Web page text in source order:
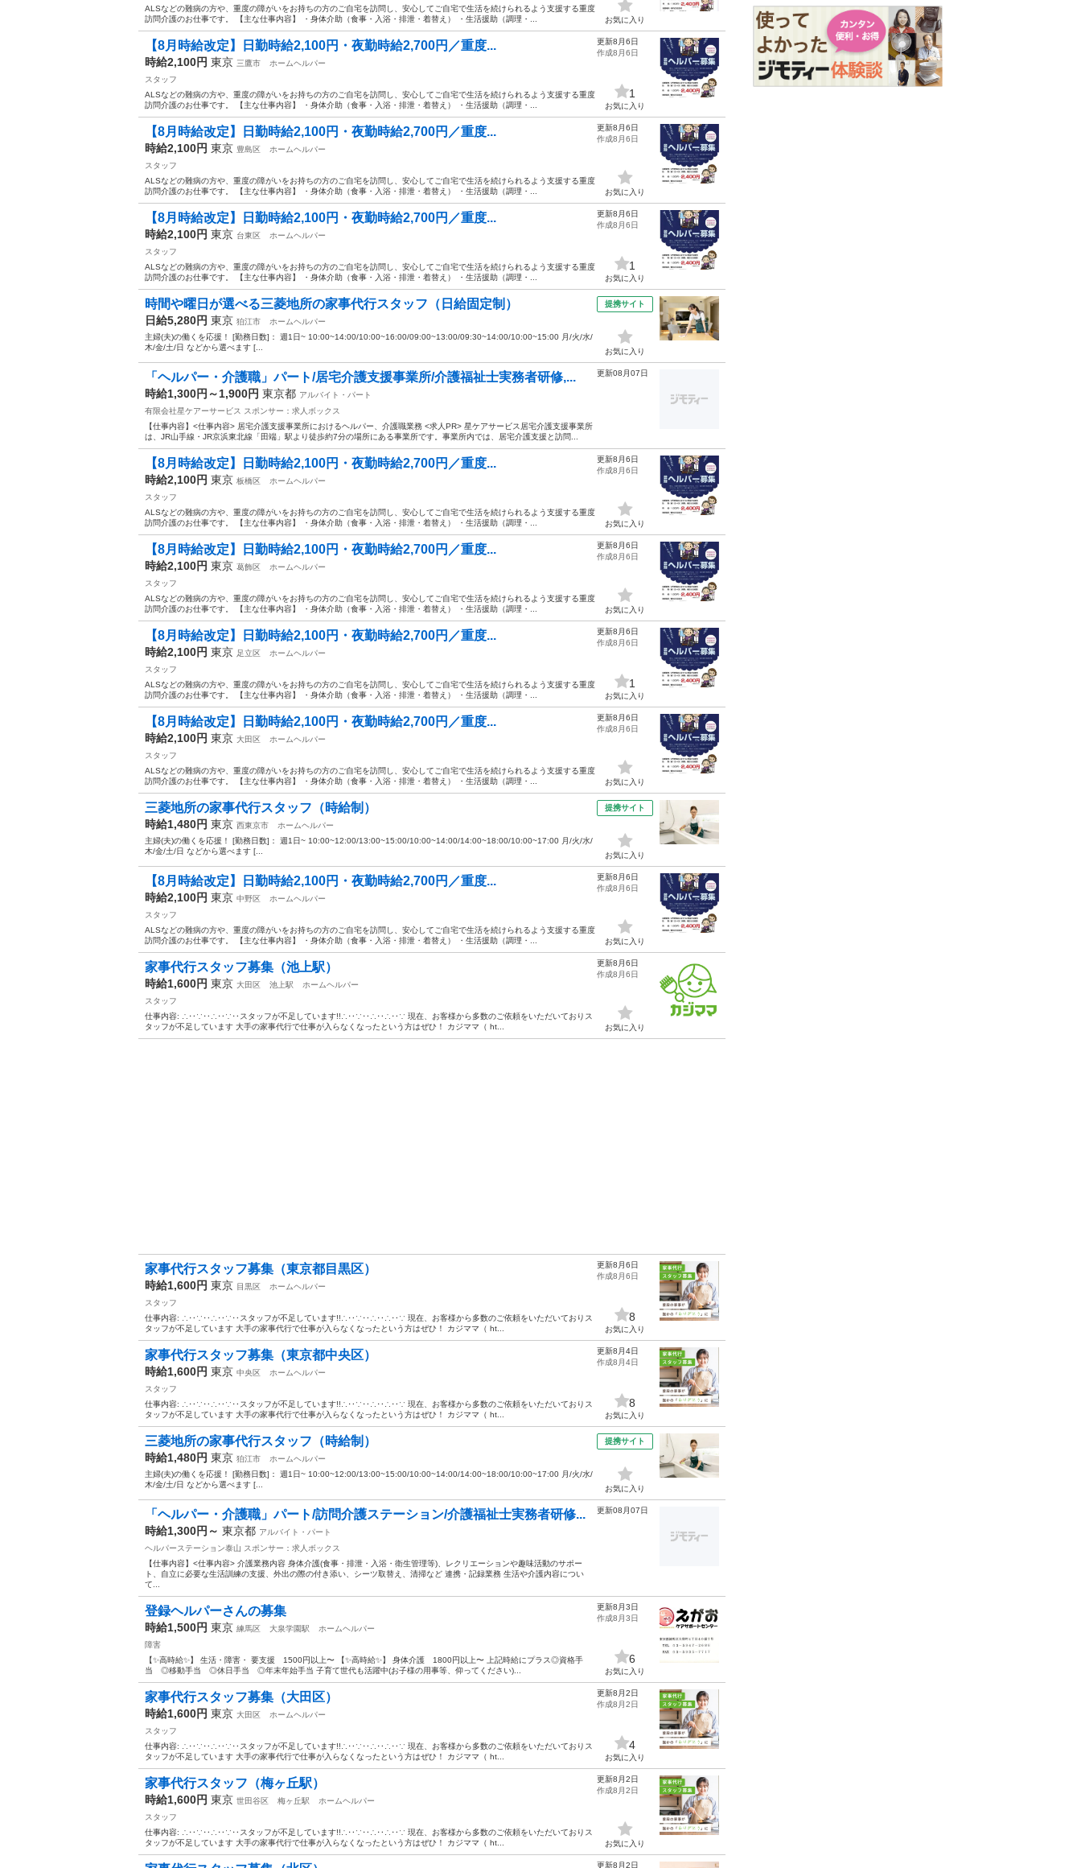
ALSなどの難病の方や、重度の障がいをお持ちの方のご自宅を訪問し、安心してご自宅で生活を続けられるよう支援する重度
訪問介護のお仕事です。 【主な仕事内容】 ・身体介助（食事・入浴・排泄・着替え） ・生活援助（調理・...
お気に入り
【8月時給改定】日勤時給2,100円・夜勤時給2,700円／重度...
時給2,100円 東京 三鷹市
ホームヘルパー
スタッフ
ALSなどの難病の方や、重度の障がいをお持ちの方のご自宅を訪問し、安心してご自宅で生活を続けられるよう支援する重度
訪問介護のお仕事です。 【主な仕事内容】 ・身体介助（食事・入浴・排泄・着替え） ・生活援助（調理・...
更新8月6日
作成8月6日
1
お気に入り
【8月時給改定】日勤時給2,100円・夜勤時給2,700円／重度...
時給2,100円 東京 豊島区
ホームヘルパー
スタッフ
ALSなどの難病の方や、重度の障がいをお持ちの方のご自宅を訪問し、安心してご自宅で生活を続けられるよう支援する重度
訪問介護のお仕事です。 【主な仕事内容】 ・身体介助（食事・入浴・排泄・着替え） ・生活援助（調理・...
更新8月6日
作成8月6日
お気に入り
【8月時給改定】日勤時給2,100円・夜勤時給2,700円／重度...
時給2,100円 東京 台東区
ホームヘルパー
スタッフ
ALSなどの難病の方や、重度の障がいをお持ちの方のご自宅を訪問し、安心してご自宅で生活を続けられるよう支援する重度
訪問介護のお仕事です。 【主な仕事内容】 ・身体介助（食事・入浴・排泄・着替え） ・生活援助（調理・...
更新8月6日
作成8月6日
1
お気に入り
時間や曜日が選べる三菱地所の家事代行スタッフ（日給固定制）
日給5,280円 東京 狛江市
ホームヘルパー
主婦(夫)の働くを応援！ [勤務日数]： 週1日~ 10:00~14:00/10:00~16:00/09:00~13:00/09:30~14:00/10:00~15:00 月/火/水/
木/金/土/日 などから選べます [...
提携サイト
お気に入り
「ヘルパー・介護職」パート/居宅介護支援事業所/介護福祉士実務者研修,...
時給1,300円～1,900円 東京都 アルバイト・パート
有限会社星ケアーサービス スポンサー：求人ボックス
【仕事内容】<仕事内容> 居宅介護支援事業所におけるヘルパー、介護職業務 <求人PR> 星ケアサービス居宅介護支援事業所
は、JR山手線・JR京浜東北線「田端」駅より徒歩約7分の場所にある事業所です。事業所内では、居宅介護支援と訪問...
更新08月07日
【8月時給改定】日勤時給2,100円・夜勤時給2,700円／重度...
時給2,100円 東京 板橋区
ホームヘルパー
スタッフ
ALSなどの難病の方や、重度の障がいをお持ちの方のご自宅を訪問し、安心してご自宅で生活を続けられるよう支援する重度
訪問介護のお仕事です。 【主な仕事内容】 ・身体介助（食事・入浴・排泄・着替え） ・生活援助（調理・...
更新8月6日
作成8月6日
お気に入り
【8月時給改定】日勤時給2,100円・夜勤時給2,700円／重度...
時給2,100円 東京 葛飾区
ホームヘルパー
スタッフ
ALSなどの難病の方や、重度の障がいをお持ちの方のご自宅を訪問し、安心してご自宅で生活を続けられるよう支援する重度
訪問介護のお仕事です。 【主な仕事内容】 ・身体介助（食事・入浴・排泄・着替え） ・生活援助（調理・...
更新8月6日
作成8月6日
お気に入り
【8月時給改定】日勤時給2,100円・夜勤時給2,700円／重度...
時給2,100円 東京 足立区
ホームヘルパー
スタッフ
ALSなどの難病の方や、重度の障がいをお持ちの方のご自宅を訪問し、安心してご自宅で生活を続けられるよう支援する重度
訪問介護のお仕事です。 【主な仕事内容】 ・身体介助（食事・入浴・排泄・着替え） ・生活援助（調理・...
更新8月6日
作成8月6日
1
お気に入り
【8月時給改定】日勤時給2,100円・夜勤時給2,700円／重度...
時給2,100円 東京 大田区
ホームヘルパー
スタッフ
ALSなどの難病の方や、重度の障がいをお持ちの方のご自宅を訪問し、安心してご自宅で生活を続けられるよう支援する重度
訪問介護のお仕事です。 【主な仕事内容】 ・身体介助（食事・入浴・排泄・着替え） ・生活援助（調理・...
更新8月6日
作成8月6日
お気に入り
三菱地所の家事代行スタッフ（時給制）
時給1,480円 東京 西東京市
ホームヘルパー
主婦(夫)の働くを応援！ [勤務日数]： 週1日~ 10:00~12:00/13:00~15:00/10:00~14:00/14:00~18:00/10:00~17:00 月/火/水/
木/金/土/日 などから選べます [...
提携サイト
お気に入り
【8月時給改定】日勤時給2,100円・夜勤時給2,700円／重度...
時給2,100円 東京 中野区
ホームヘルパー
スタッフ
ALSなどの難病の方や、重度の障がいをお持ちの方のご自宅を訪問し、安心してご自宅で生活を続けられるよう支援する重度
訪問介護のお仕事です。 【主な仕事内容】 ・身体介助（食事・入浴・排泄・着替え） ・生活援助（調理・...
更新8月6日
作成8月6日
お気に入り
家事代行スタッフ募集（池上駅）
時給1,600円 東京 大田区 池上駅
ホームヘルパー
スタッフ
仕事内容: ∴‥∵‥∴‥∵‥スタッフが不足しています!!∴‥∵‥∴‥∴‥∵ 現在、お客様から多数のご依頼をいただいておりス
タッフが不足しています 大手の家事代行で仕事が入らなくなったという方はぜひ！ カジママ（ ht...
更新8月6日
作成8月6日
お気に入り
家事代行スタッフ募集（東京都目黒区）
時給1,600円 東京 目黒区
ホームヘルパー
スタッフ
仕事内容: ∴‥∵‥∴‥∵‥スタッフが不足しています!!∴‥∵‥∴‥∴‥∵ 現在、お客様から多数のご依頼をいただいておりス
タッフが不足しています 大手の家事代行で仕事が入らなくなったという方はぜひ！ カジママ（ ht...
更新8月6日
作成8月6日
8
お気に入り
家事代行スタッフ募集（東京都中央区）
時給1,600円 東京 中央区
ホームヘルパー
スタッフ
仕事内容: ∴‥∵‥∴‥∵‥スタッフが不足しています!!∴‥∵‥∴‥∴‥∵ 現在、お客様から多数のご依頼をいただいておりス
タッフが不足しています 大手の家事代行で仕事が入らなくなったという方はぜひ！ カジママ（ ht...
更新8月4日
作成8月4日
8
お気に入り
三菱地所の家事代行スタッフ（時給制）
時給1,480円 東京 狛江市
ホームヘルパー
主婦(夫)の働くを応援！ [勤務日数]： 週1日~ 10:00~12:00/13:00~15:00/10:00~14:00/14:00~18:00/10:00~17:00 月/火/水/
木/金/土/日 などから選べます [...
提携サイト
お気に入り
「ヘルパー・介護職」パート/訪問介護ステーション/介護福祉士実務者研修...
時給1,300円～ 東京都 アルバイト・パート
ヘルパーステーション泰山 スポンサー：求人ボックス
【仕事内容】<仕事内容> 介護業務内容 身体介護(食事・排泄・入浴・衛生管理等)、レクリエーションや趣味活動のサポー
ト、自立に必要な生活訓練の支援、外出の際の付き添い、シーツ取替え、清掃など 連携・記録業務 生活や介護内容につい
て...
更新08月07日
登録ヘルパーさんの募集
時給1,500円 東京 練馬区 大泉学園駅
ホームヘルパー
障害
【✨高時給✨】 生活・障害・ 要支援 1500円以上〜 【✨高時給✨】 身体介護 1800円以上〜 上記時給にプラス◎資格手
当 ◎移動手当 ◎休日手当 ◎年末年始手当 子育て世代も活躍中(お子様の用事等、仰ってください)...
更新8月3日
作成8月3日
6
お気に入り
家事代行スタッフ募集（大田区）
時給1,600円 東京 大田区
ホームヘルパー
スタッフ
仕事内容: ∴‥∵‥∴‥∵‥スタッフが不足しています!!∴‥∵‥∴‥∴‥∵ 現在、お客様から多数のご依頼をいただいておりス
タッフが不足しています 大手の家事代行で仕事が入らなくなったという方はぜひ！ カジママ（ ht...
更新8月2日
作成8月2日
4
お気に入り
家事代行スタッフ（梅ヶ丘駅）
時給1,600円 東京 世田谷区 梅ヶ丘駅
ホームヘルパー
スタッフ
仕事内容: ∴‥∵‥∴‥∵‥スタッフが不足しています!!∴‥∵‥∴‥∴‥∵ 現在、お客様から多数のご依頼をいただいておりス
タッフが不足しています 大手の家事代行で仕事が入らなくなったという方はぜひ！ カジママ（ ht...
更新8月2日
作成8月2日
お気に入り
更新8月2日